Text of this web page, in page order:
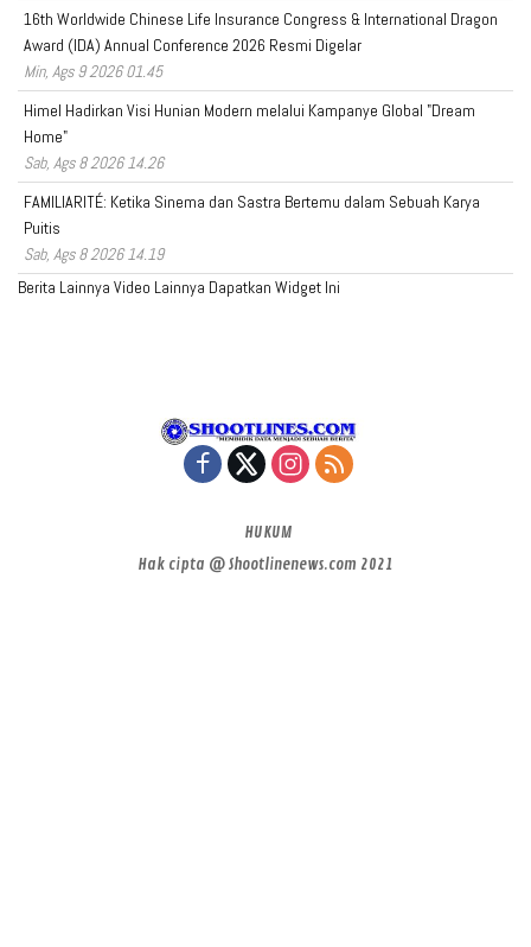
16th Worldwide Chinese Life Insurance Congress & International Dragon
Award (IDA) Annual Conference 2026 Resmi Digelar
Min, Ags 9 2026 01.45
Himel Hadirkan Visi Hunian Modern melalui Kampanye Global "Dream
Home"
Sab, Ags 8 2026 14.26
FAMILIARITÉ: Ketika Sinema dan Sastra Bertemu dalam Sebuah Karya
Puitis
Sab, Ags 8 2026 14.19
Berita Lainnya Video Lainnya Dapatkan Widget Ini
HUKUM
Hak cipta @ Shootlinenews.com 2021